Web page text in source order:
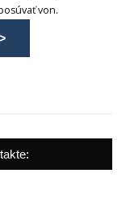
von.